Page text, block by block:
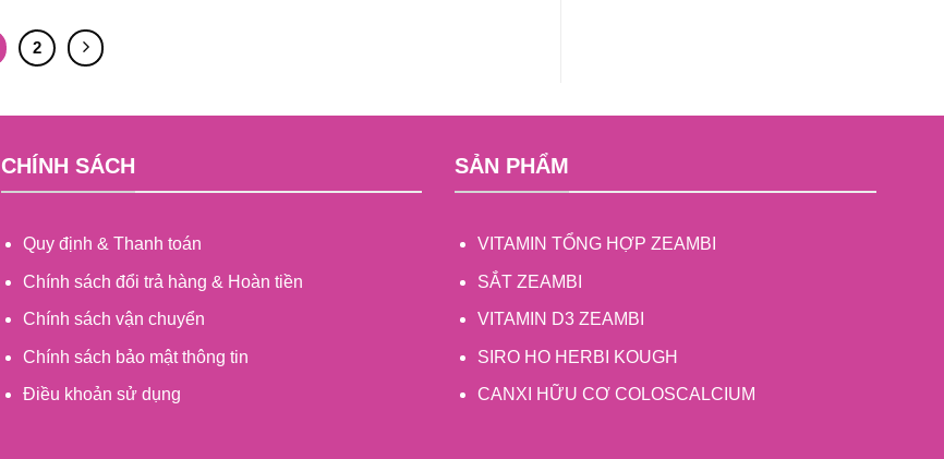
2
CHÍNH SÁCH
Quy định & Thanh toán
Chính sách đổi trả hàng & Hoàn tiền
Chính sách vận chuyển
Chính sách bảo mật thông tin
Điều khoản sử dụng
SẢN PHẨM
VITAMIN TỔNG HỢP ZEAMBI
SẮT ZEAMBI
VITAMIN D3 ZEAMBI
SIRO HO HERBI KOUGH
CANXI HỮU CƠ COLOSCALCIUM